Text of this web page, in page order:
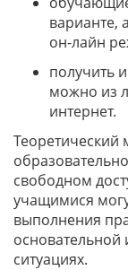
варианте,
он-лайн
получить
можно из
интернет.
Теоретический
свободном
учащимися
выполнения
ситуациях.